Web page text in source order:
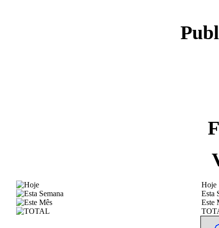
Hoje
Esta
Este